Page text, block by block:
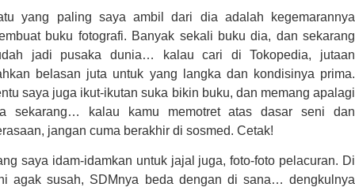
yang paling saya ambil dari dia adalah kegemarannya
buku fotografi. Banyak sekali buku dia, dan sekarang
jadi pusaka dunia… kalau cari di Tokopedia, jutaan
belasan juta untuk yang langka dan kondisinya prima.
saya juga ikut-ikutan suka bikin buku, dan memang apalagi
sekarang… kalau kamu memotret atas dasar seni dan
jangan cuma berakhir di sosmed. Cetak!
saya idam-idamkan untuk jajal juga, foto-foto pelacuran. Di
agak susah, SDMnya beda dengan di sana… dengkulnya